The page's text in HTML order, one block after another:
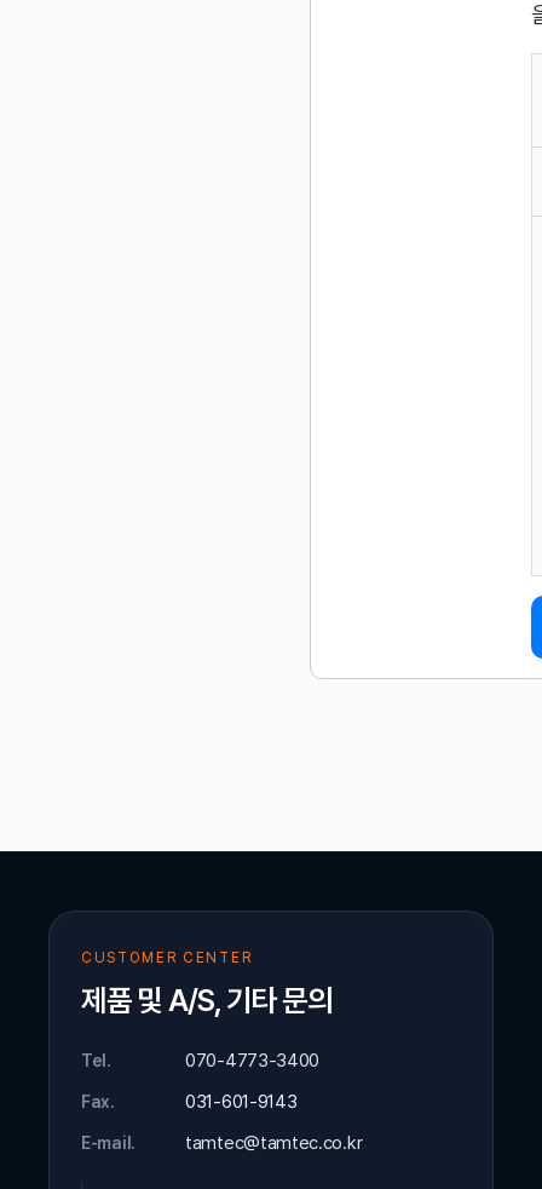
CUSTOMER CENTER
제품 및 A/S, 기타 문의
Tel. 070-4773-3400
Fax. 031-601-9143
E-mail. tamtec@tamtec.co.kr